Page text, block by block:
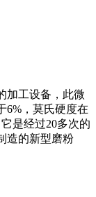
加工设备，此微
6%，莫氏硬度在
是经过20多次的
造的新型磨粉